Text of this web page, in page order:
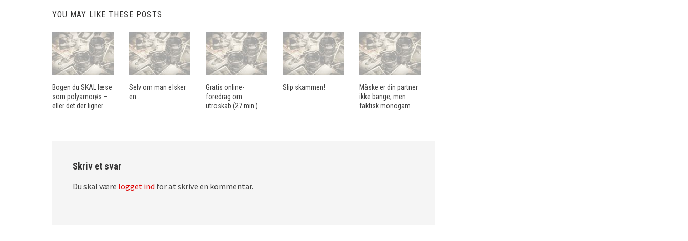
YOU MAY LIKE THESE POSTS
Bogen du SKAL læse
som polyamorøs –
eller det der ligner
Selv om man elsker
en …
Gratis online-
foredrag om
utroskab (27 min.)
Slip skammen!
Måske er din partner
ikke bange, men
faktisk monogam
Skriv et svar
Du skal være logget ind for at skrive en kommentar.